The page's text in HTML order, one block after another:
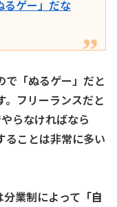
るゲー」だな
で「ぬるゲー」だと
。フリーランスだと
らなければなら
ることは非常に多い
業制によって 「自